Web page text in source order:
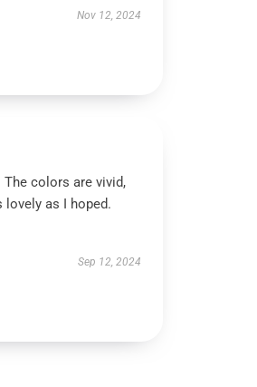
Nov 12, 2024
colors are vivid,
lovely as I hoped.
Sep 12, 2024